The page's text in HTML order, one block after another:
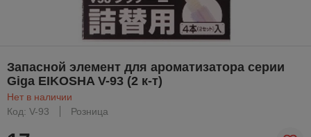
Запасной элемент для ароматизатора серии
Giga EIKOSHA V-93 (2 к-т)
Нет в наличии
Код: V-93
Розница